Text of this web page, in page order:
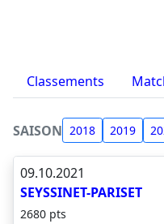
Classements
SAISON 2018 2019
09.10.2021
SEYSSINET-PARISET
2680 pts